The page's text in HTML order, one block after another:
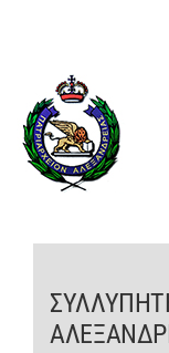
περιεχόμενο
O ΠΑΤΡΙΑΡΧΗΣ